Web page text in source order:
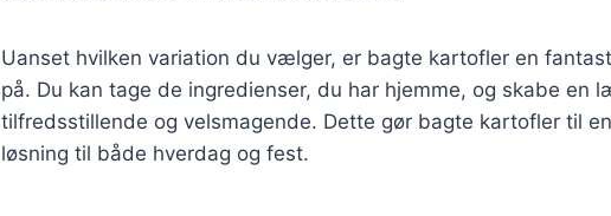
Uanset hvilken variation du vælger, er bagte kartofler en
på. Du kan tage de ingredienser, du har hjemme, og skabe en
tilfredsstillende og velsmagende. Dette gør bagte kartofler til
løsning til både hverdag og fest.